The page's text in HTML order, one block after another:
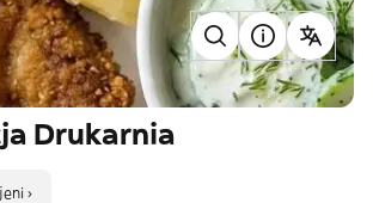
Drukarnia
›